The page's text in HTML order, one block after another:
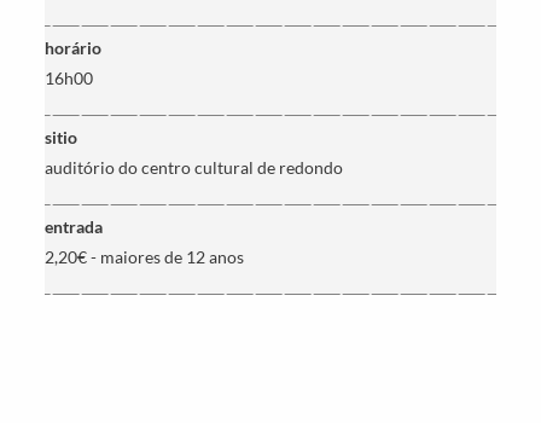
Categorias gerais
horário
16h00
sitio
auditório do centro cultural de redondo
entrada
2,20€ - maiores de 12 anos